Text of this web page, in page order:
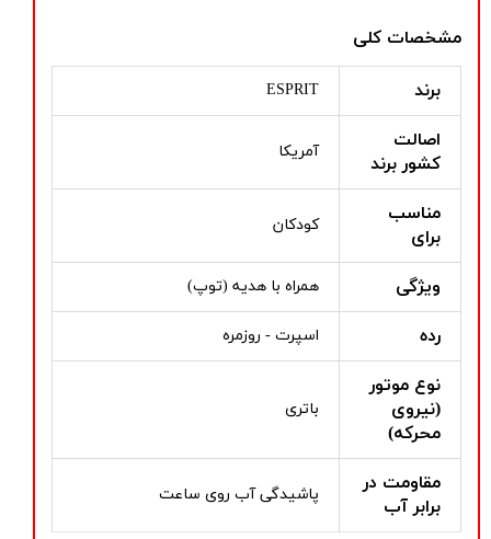
مشخصات کلی
برند ESPRIT
اصالت
کشور برند
آمریکا
مناسب
برای
کودکان
ویژگی همراه با هدیه (توپ)
رده اسپرت - روزمره
نوع موتور
(نیروی
محرکه)
باتری
مقاومت در
برابر آب
پاشیدگی آب روی ساعت